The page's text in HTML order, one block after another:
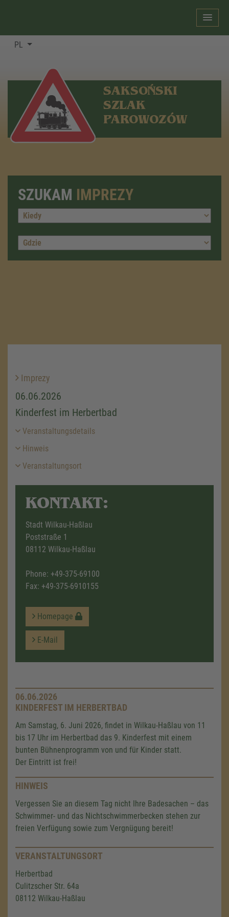
PL
SAKSOŃSKI
SZLAK
PAROWOZÓW
SZUKAM IMPREZY
Imprezy
06.06.2026
Kinderfest im Herbertbad
Veranstaltungsdetails
Hinweis
Veranstaltungsort
KONTAKT:
Stadt Wilkau-Haßlau
Poststraße 1
08112 Wilkau-Haßlau
Phone: +49-375-69100
Fax: +49-375-6910155
Homepage
E-Mail
06.06.2026
KINDERFEST IM HERBERTBAD
Am Samstag, 6. Juni 2026, findet in Wilkau-Haßlau von 11
bis 17 Uhr im Herbertbad das 9. Kinderfest mit einem
bunten Bühnenprogramm von und für Kinder statt.
Der Eintritt ist frei!
HINWEIS
Vergessen Sie an diesem Tag nicht Ihre Badesachen – das
Schwimmer- und das Nichtschwimmerbecken stehen zur
freien Verfügung sowie zum Vergnügung bereit!
VERANSTALTUNGSORT
Herbertbad
Culitzscher Str. 64a
08112 Wilkau-Haßlau